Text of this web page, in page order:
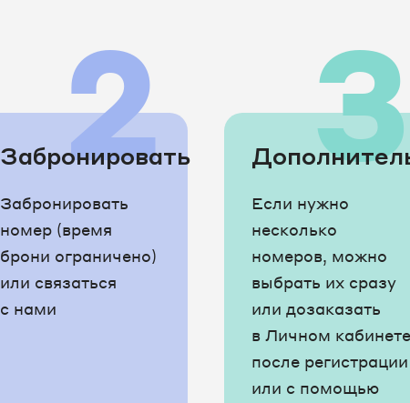
2
Забронировать
Забронировать
номер (время
брони ограничено)
или связаться
с нами
Если нужно
несколько
номеров, можно
выбрать их сразу
или дозаказать
в Личном кабинете
после регистрации
или с помощью